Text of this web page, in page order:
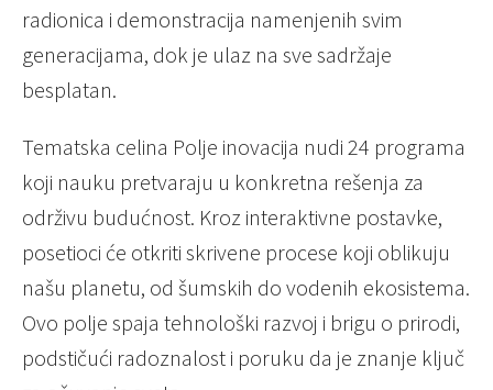
radionica i demonstracija namenjenih svim
generacijama, dok je ulaz na sve sadržaje
besplatan.
Tematska celina Polje inovacija nudi 24 programa
koji nauku pretvaraju u konkretna rešenja za
održivu budućnost. Kroz interaktivne postavke,
posetioci će otkriti skrivene procese koji oblikuju
našu planetu, od šumskih do vodenih ekosistema.
Ovo polje spaja tehnološki razvoj i brigu o prirodi,
podstičući radoznalost i poruku da je znanje ključ